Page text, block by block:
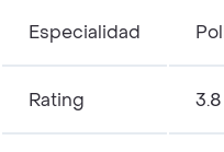
Especialidad
Rating 3.8